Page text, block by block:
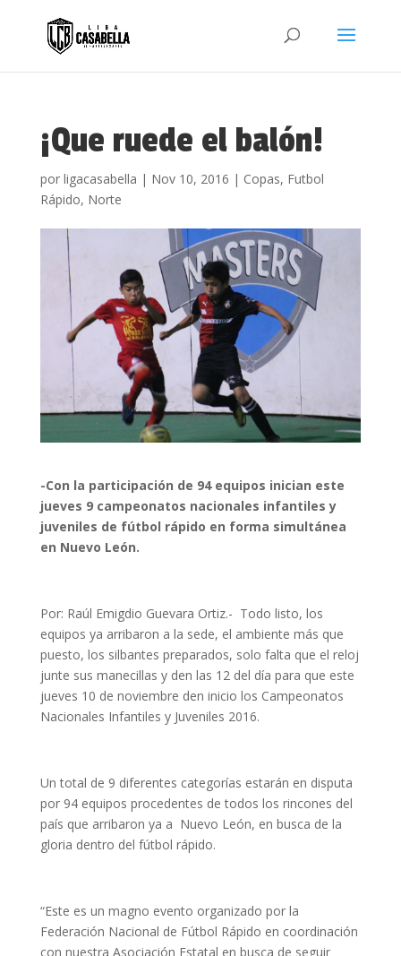
¡Que ruede el balón!
por ligacasabella | Nov 10, 2016 | Copas, Futbol
Rápido, Norte
-Con la participación de 94 equipos inician este
jueves 9 campeonatos nacionales infantiles y
juveniles de fútbol rápido en forma simultánea
en Nuevo León.
Por: Raúl Emigdio Guevara Ortiz.- Todo listo, los
equipos ya arribaron a la sede, el ambiente más que
puesto, los silbantes preparados, solo falta que el reloj
junte sus manecillas y den las 12 del día para que este
jueves 10 de noviembre den inicio los Campeonatos
Nacionales Infantiles y Juveniles 2016.
Un total de 9 diferentes categorías estarán en disputa
por 94 equipos procedentes de todos los rincones del
país que arribaron ya a Nuevo León, en busca de la
gloria dentro del fútbol rápido.
“Este es un magno evento organizado por la
Federación Nacional de Fútbol Rápido en coordinación
con nuestra Asociación Estatal en busca de seguir